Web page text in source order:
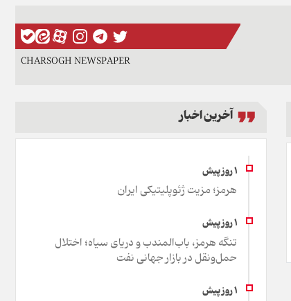
CHARSOGH NEWSPAPER
آخرین اخبار
هرمز؛ مزیت ژئوپلیتیکی ایران
تنگه هرمز، باب‌المندب و دریای سیاه؛ اختلال
حمل‌ونقل در بازار جهانی نفت